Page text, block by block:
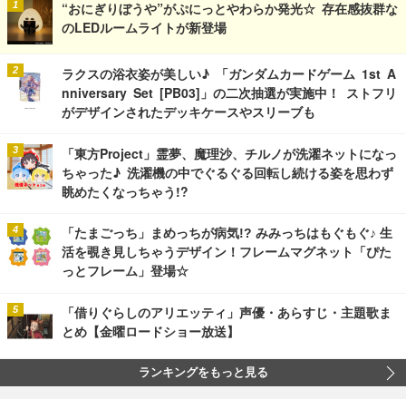
“おにぎりぼうや”がぷにっとやわらか発光☆ 存在感抜群な
のLEDルームライトが新登場
ラクスの浴衣姿が美しい♪ 「ガンダムカードゲーム 1st A
nniversary Set [PB03]」の二次抽選が実施中！ ストフリ
がデザインされたデッキケースやスリーブも
「東方Project」霊夢、魔理沙、チルノが洗濯ネットになっ
ちゃった♪ 洗濯機の中でぐるぐる回転し続ける姿を思わず
眺めたくなっちゃう!?
「たまごっち」まめっちが病気!? みみっちはもぐもぐ♪ 生
活を覗き見しちゃうデザイン！フレームマグネット「ぴた
っとフレーム」登場☆
「借りぐらしのアリエッティ」声優・あらすじ・主題歌ま
とめ【金曜ロードショー放送】
ランキングをもっと見る